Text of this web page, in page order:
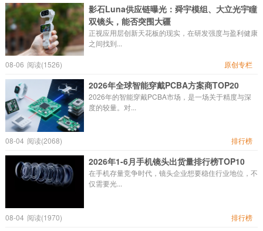
影石Luna供应链曝光：舜宇模组、大立光宇瞳
双镜头，能否突围大疆
正视应用层创新天花板的现实，在研发强度与盈利健康
之间找到...
08-06 阅读(1526) 原创专栏
2026年全球智能穿戴PCBA方案商TOP20
2026年的智能穿戴PCBA市场，是一场关于精度与深
度的较量。对...
08-04 阅读(2068) 排行榜
2026年1-6月手机镜头出货量排行榜TOP10
在手机存量竞争时代，镜头企业想要稳住行业地位，不
仅需要光...
08-04 阅读(1970) 排行榜